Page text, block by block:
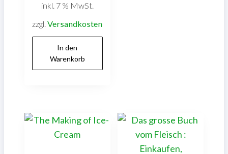
inkl. 7 % MwSt.
zzgl.Versandkosten
In den
Warenkorb